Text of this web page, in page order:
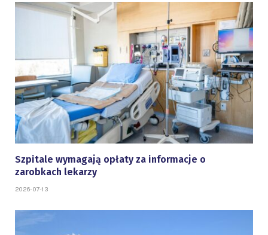
Szpitale wymagają opłaty za informacje o
zarobkach lekarzy
2026-07-13